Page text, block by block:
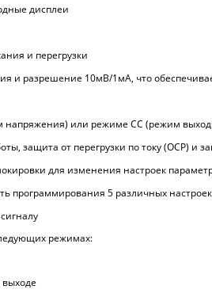
дисплеи
и перегрузки
и разрешение 10мВ/1мА, что
напряжения) или режиме CC (режим
защита от перегрузки по току (OCP)
для изменения настроек
программирования 5 различных
режимах: